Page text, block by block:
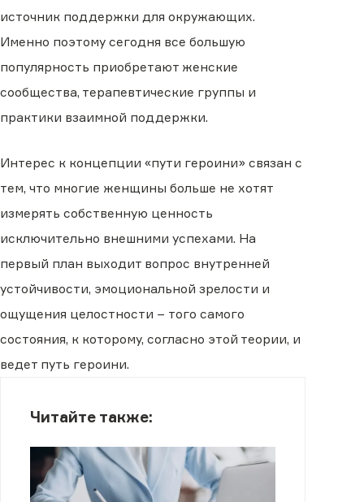
источник поддержки для окружающих.
Именно поэтому сегодня все большую
популярность приобретают женские
сообщества, терапевтические группы и
практики взаимной поддержки.
Интерес к концепции «пути героини» связан с
тем, что многие женщины больше не хотят
измерять собственную ценность
исключительно внешними успехами. На
первый план выходит вопрос внутренней
устойчивости, эмоциональной зрелости и
ощущения целостности − того самого
состояния, к которому, согласно этой теории, и
ведет путь героини.
Читайте также: